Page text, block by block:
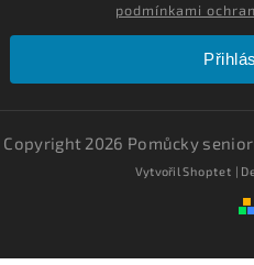
podmínkami
Copyright 2026 Pomůcky
VytvořilShoptet |